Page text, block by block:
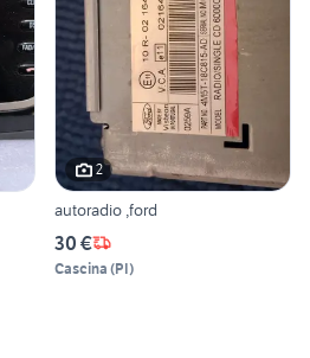
2
autoradio ,ford
30 €
Cascina (PI)